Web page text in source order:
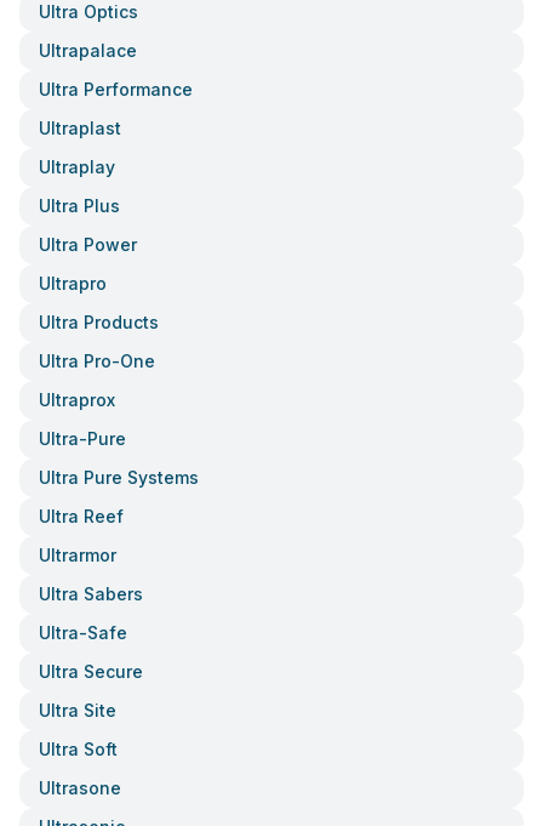
Ultra Optics
Ultrapalace
Ultra Performance
Ultraplast
Ultraplay
Ultra Plus
Ultra Power
Ultrapro
Ultra Products
Ultra Pro-One
Ultraprox
Ultra-Pure
Ultra Pure Systems
Ultra Reef
Ultrarmor
Ultra Sabers
Ultra-Safe
Ultra Secure
Ultra Site
Ultra Soft
Ultrasone